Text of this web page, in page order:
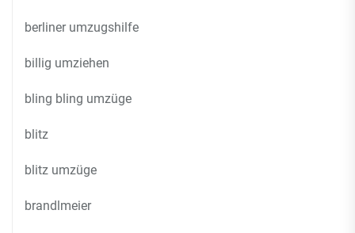
berliner umzugshilfe
billig umziehen
bling bling umzüge
blitz
blitz umzüge
brandlmeier